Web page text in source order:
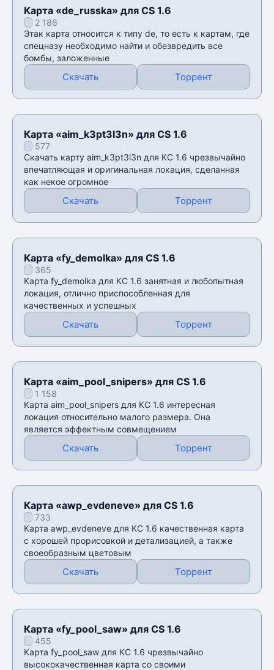
Карта «de_russka» для CS 1.6
2 186
Этак карта относится к типу de, то есть к картам, где
спецназу необходимо найти и обезвредить все
бомбы, заложенные
Скачать Торрент
Карта «aim_k3pt3l3n» для CS 1.6
577
Скачать карту aim_k3pt3l3n для КС 1.6 чрезвычайно
впечатляющая и оригинальная локация, сделанная
как некое огромное
Скачать Торрент
Карта «fy_demolka» для CS 1.6
365
Карта fy_demolka для КС 1.6 занятная и любопытная
локация, отлично приспособленная для
качественных и успешных
Скачать Торрент
Карта «aim_pool_snipers» для CS 1.6
1 158
Карта aim_pool_snipers для КС 1.6 интересная
локация относительно малого размера. Она
является эффектным совмещением
Скачать Торрент
Карта «awp_evdeneve» для CS 1.6
733
Карта awp_evdeneve для КС 1.6 качественная карта
с хорошей прорисовкой и детализацией, а также
своеобразным цветовым
Скачать Торрент
Карта «fy_pool_saw» для CS 1.6
455
Карта fy_pool_saw для КС 1.6 чрезвычайно
высококачественная карта со своими